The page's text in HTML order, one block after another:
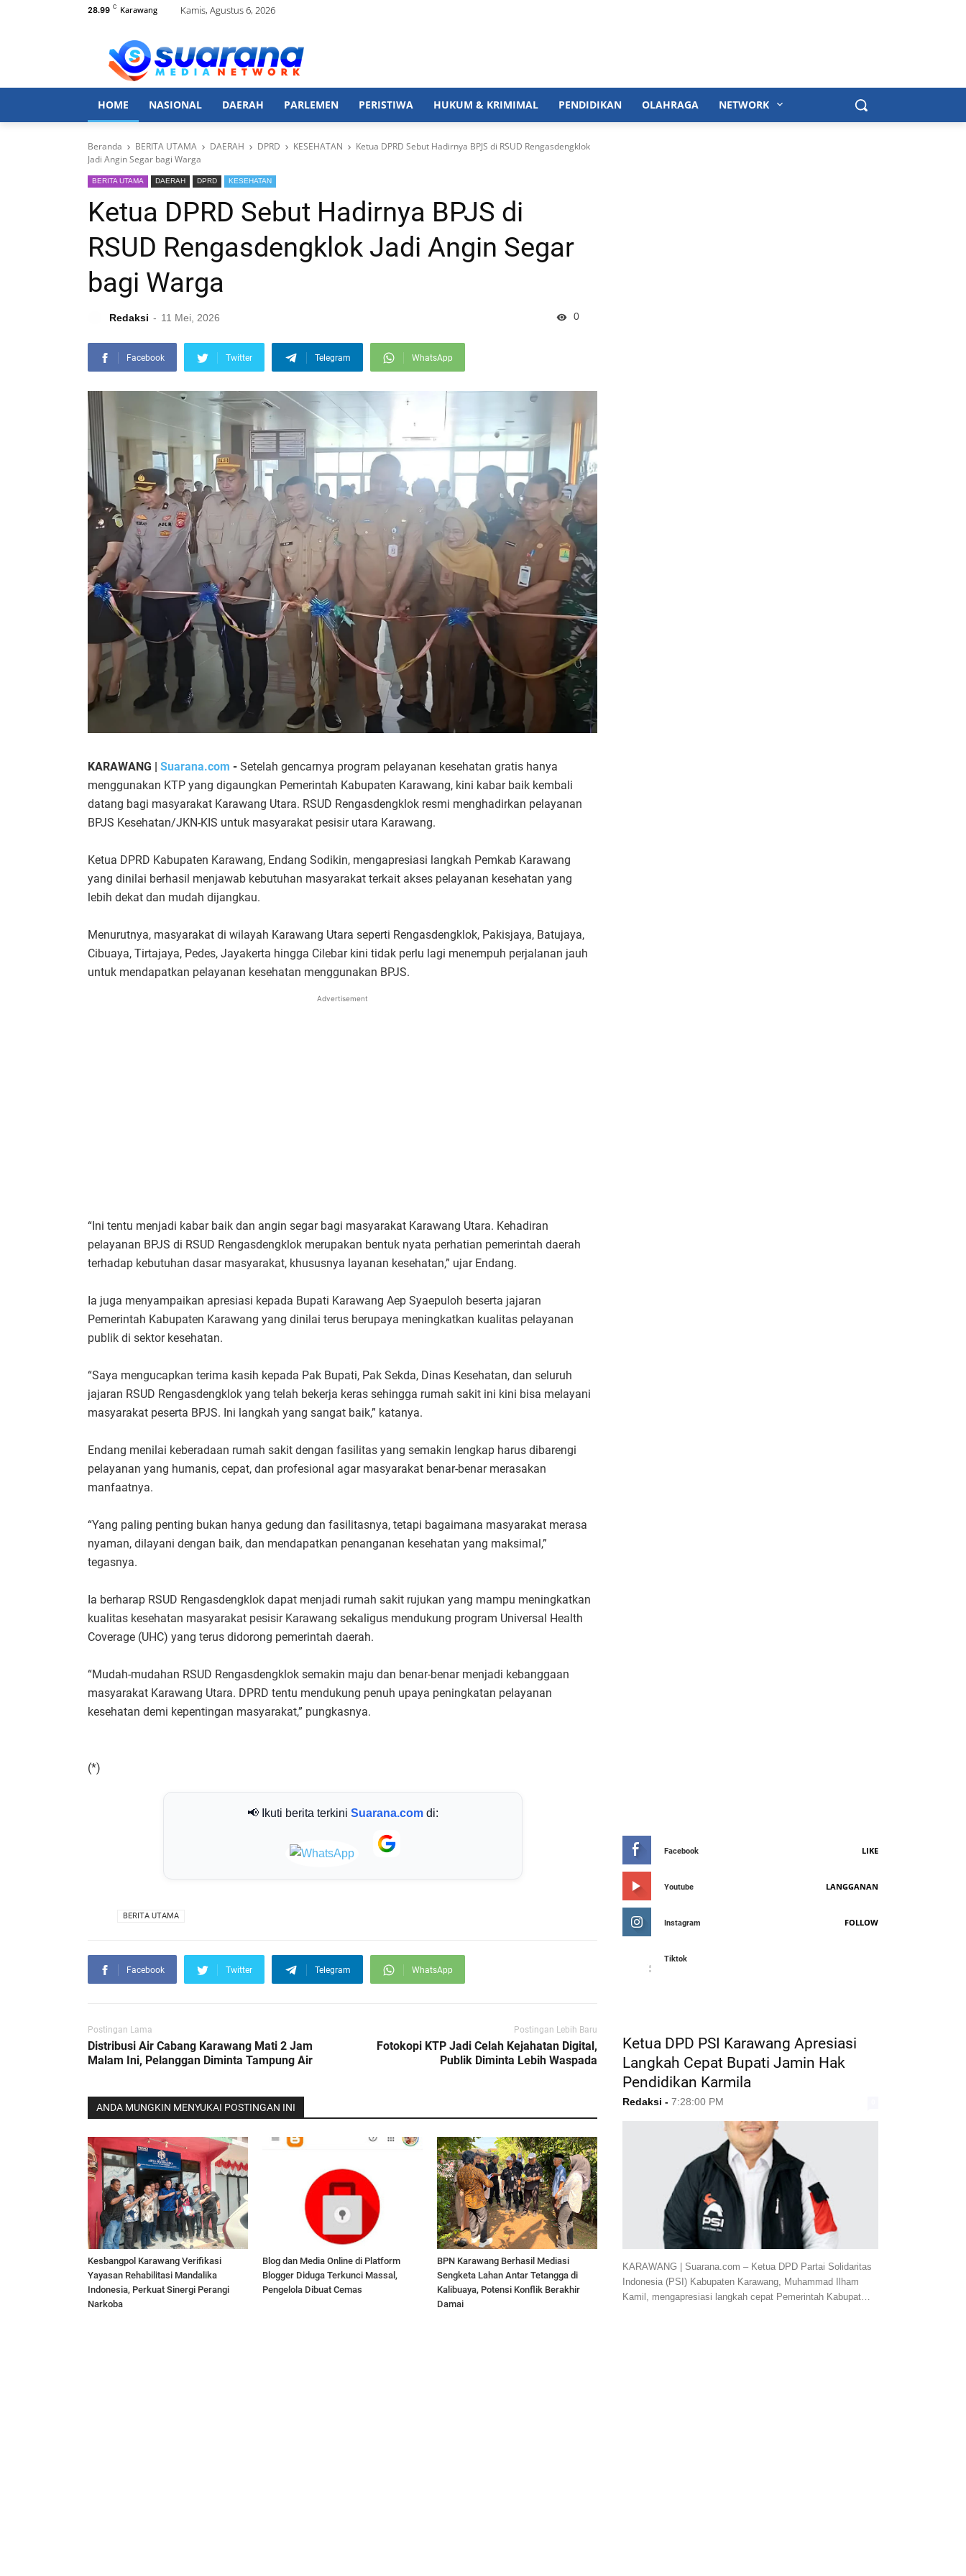
28.99 C Karawang Kamis, Agustus 6, 2026
HOME NASIONAL DAERAH PARLEMEN PERISTIWA HUKUM & KRIMIMAL PENDIDIKAN OLAHRAGA NETWORK
Beranda BERITA UTAMA DAERAH DPRD KESEHATAN
Ketua DPRD Sebut Hadirnya BPJS di RSUD Rengasdengklok
Jadi Angin Segar bagi Warga
BERITA UTAMA DAERAH DPRD KESEHATAN
Ketua DPRD Sebut Hadirnya BPJS di
RSUD Rengasdengklok Jadi Angin Segar
bagi Warga
Redaksi 11 Mei, 2026 0
Facebook Twitter Telegram WhatsApp
KARAWANG | Suarana.com - Setelah gencarnya program pelayanan kesehatan gratis hanya
menggunakan KTP yang digaungkan Pemerintah Kabupaten Karawang, kini kabar baik kembali
datang bagi masyarakat Karawang Utara. RSUD Rengasdengklok resmi menghadirkan pelayanan
BPJS Kesehatan/JKN-KIS untuk masyarakat pesisir utara Karawang.
Ketua DPRD Kabupaten Karawang, Endang Sodikin, mengapresiasi langkah Pemkab Karawang
yang dinilai berhasil menjawab kebutuhan masyarakat terkait akses pelayanan kesehatan yang
lebih dekat dan mudah dijangkau.
Menurutnya, masyarakat di wilayah Karawang Utara seperti Rengasdengklok, Pakisjaya, Batujaya,
Cibuaya, Tirtajaya, Pedes, Jayakerta hingga Cilebar kini tidak perlu lagi menempuh perjalanan jauh
untuk mendapatkan pelayanan kesehatan menggunakan BPJS.
Advertisement
“Ini tentu menjadi kabar baik dan angin segar bagi masyarakat Karawang Utara. Kehadiran
pelayanan BPJS di RSUD Rengasdengklok merupakan bentuk nyata perhatian pemerintah daerah
terhadap kebutuhan dasar masyarakat, khususnya layanan kesehatan,” ujar Endang.
Ia juga menyampaikan apresiasi kepada Bupati Karawang Aep Syaepuloh beserta jajaran
Pemerintah Kabupaten Karawang yang dinilai terus berupaya meningkatkan kualitas pelayanan
publik di sektor kesehatan.
“Saya mengucapkan terima kasih kepada Pak Bupati, Pak Sekda, Dinas Kesehatan, dan seluruh
jajaran RSUD Rengasdengklok yang telah bekerja keras sehingga rumah sakit ini kini bisa melayani
masyarakat peserta BPJS. Ini langkah yang sangat baik,” katanya.
Endang menilai keberadaan rumah sakit dengan fasilitas yang semakin lengkap harus dibarengi
pelayanan yang humanis, cepat, dan profesional agar masyarakat benar-benar merasakan
manfaatnya.
“Yang paling penting bukan hanya gedung dan fasilitasnya, tetapi bagaimana masyarakat merasa
nyaman, dilayani dengan baik, dan mendapatkan penanganan kesehatan yang maksimal,”
tegasnya.
Ia berharap RSUD Rengasdengklok dapat menjadi rumah sakit rujukan yang mampu meningkatkan
kualitas kesehatan masyarakat pesisir Karawang sekaligus mendukung program Universal Health
Coverage (UHC) yang terus didorong pemerintah daerah.
“Mudah-mudahan RSUD Rengasdengklok semakin maju dan benar-benar menjadi kebanggaan
masyarakat Karawang Utara. DPRD tentu mendukung penuh upaya peningkatan pelayanan
kesehatan demi kepentingan masyarakat,” pungkasnya.
(*)
📢 Ikuti berita terkini Suarana.comdi:
BERITA UTAMA
Facebook Twitter Telegram WhatsApp
Postingan Lama
Distribusi Air Cabang Karawang Mati 2 Jam
Malam Ini, Pelanggan Diminta Tampung Air
Postingan Lebih Baru
Fotokopi KTP Jadi Celah Kejahatan Digital,
Publik Diminta Lebih Waspada
ANDA MUNGKIN MENYUKAI POSTINGAN INI
Kesbangpol Karawang Verifikasi
Yayasan Rehabilitasi Mandalika
Indonesia, Perkuat Sinergi Perangi
Narkoba
Blog dan Media Online di Platform
Blogger Diduga Terkunci Massal,
Pengelola Dibuat Cemas
BPN Karawang Berhasil Mediasi
Sengketa Lahan Antar Tetangga di
Kalibuaya, Potensi Konflik Berakhir
Damai
Facebook LIKE
Youtube LANGGANAN
Instagram FOLLOW
Tiktok
Ketua DPD PSI Karawang Apresiasi
Langkah Cepat Bupati Jamin Hak
Pendidikan Karmila
Redaksi - 7:28:00 PM
KARAWANG | Suarana.com – Ketua DPD Partai Solidaritas
Indonesia (PSI) Kabupaten Karawang, Muhammad Ilham
Kamil, mengapresiasi langkah cepat Pemerintah Kabupat…